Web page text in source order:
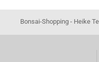
Teckenbrock - In der